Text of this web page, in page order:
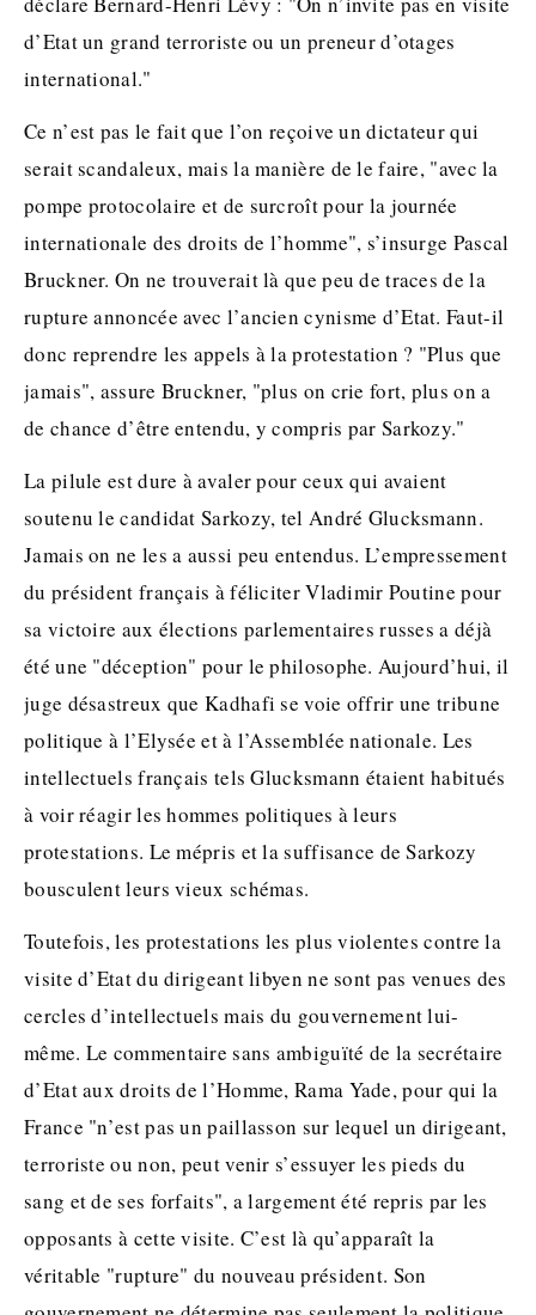
d’Etat un grand terroriste ou un preneur d’otages
international."
Ce n’est pas le fait que l’on reçoive un dictateur qui
serait scandaleux, mais la manière de le faire, "avec la
pompe protocolaire et de surcroît pour la journée
internationale des droits de l’homme", s’insurge Pascal
Bruckner. On ne trouverait là que peu de traces de la
rupture annoncée avec l’ancien cynisme d’Etat. Faut-il
donc reprendre les appels à la protestation ? "Plus que
jamais", assure Bruckner, "plus on crie fort, plus on a
de chance d’être entendu, y compris par Sarkozy."
La pilule est dure à avaler pour ceux qui avaient
soutenu le candidat Sarkozy, tel André Glucksmann.
Jamais on ne les a aussi peu entendus. L’empressement
du président français à féliciter Vladimir Poutine pour
sa victoire aux élections parlementaires russes a déjà
été une "déception" pour le philosophe. Aujourd’hui, il
juge désastreux que Kadhafi se voie offrir une tribune
politique à l’Elysée et à l’Assemblée nationale. Les
intellectuels français tels Glucksmann étaient habitués
à voir réagir les hommes politiques à leurs
protestations. Le mépris et la suffisance de Sarkozy
bousculent leurs vieux schémas.
Toutefois, les protestations les plus violentes contre la
visite d’Etat du dirigeant libyen ne sont pas venues des
cercles d’intellectuels mais du gouvernement lui-
même. Le commentaire sans ambiguïté de la secrétaire
d’Etat aux droits de l’Homme, Rama Yade, pour qui la
France "n’est pas un paillasson sur lequel un dirigeant,
terroriste ou non, peut venir s’essuyer les pieds du
sang et de ses forfaits", a largement été repris par les
opposants à cette visite. C’est là qu’apparaît la
véritable "rupture" du nouveau président. Son